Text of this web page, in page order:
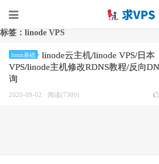
标签：linode VPS
linux基础
linode云主机/linode VPS/日本
VPS/linode主机修改RDNS教程/反向
询
2020-09-02 阅读(7300)